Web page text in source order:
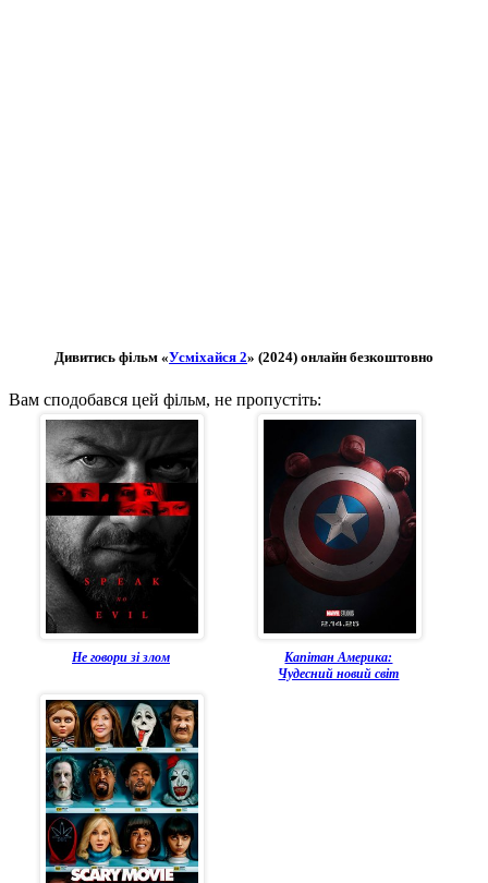
Дивитись фільм «Усміхайся 2» (2024) онлайн безкоштовно
Вам сподобався цей фільм, не пропустіть:
Не говори зі злом
Капітан Америка:
Чудесний новий світ